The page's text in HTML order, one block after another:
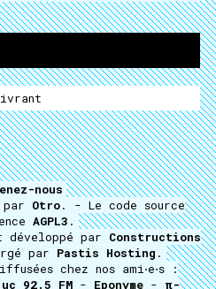
nous
Otro. - Le code source
AGPL3 .
développé par Constructions
par Pastis Hosting .
chez nos ami⋅e⋅s :
92.5 FM - Eponyme - π-